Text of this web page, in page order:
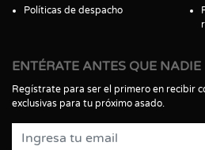
Políticas de despacho
ENTÉRATE ANTES QUE NADIE
Regístrate para ser el primero en recibir
exclusivas para tu próximo asado.